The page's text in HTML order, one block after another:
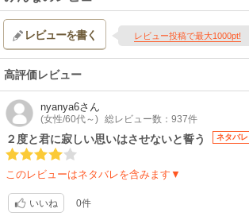
レビューを書く レビュー投稿で最大1000pt!
高評価レビュー
nyanya6さん
(女性/60代～) 総レビュー数：937件
２度と君に寂しい思いはさせないと誓う ネタバレ
このレビューはネタバレを含みます▼
いいね 0件